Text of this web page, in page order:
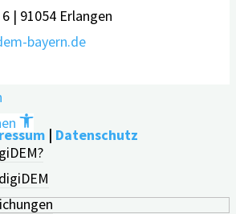
| 91054 Erlangen
bayern.de
| Datenschutz